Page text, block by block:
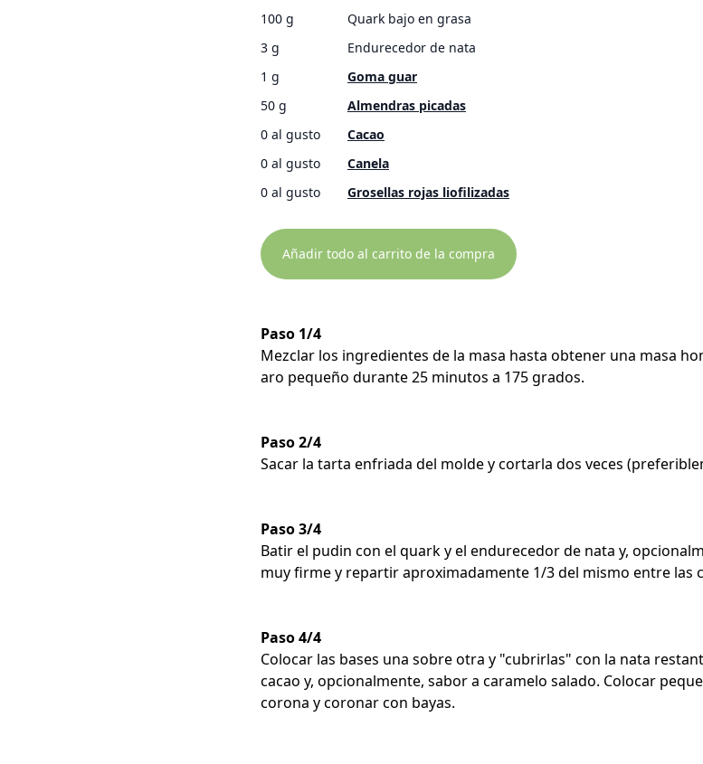
100 g
Quark bajo en grasa
3 g
Endurecedor de nata
1 g
Goma guar
50 g
Almendras picadas
0 al gusto
Cacao
0 al gusto
Canela
0 al gusto
Grosellas rojas liofilizadas
Añadir todo al carrito de la compra
Paso 1/4
Mezclar los ingredientes de la masa hasta obtener una masa
aro pequeño durante 25 minutos a 175 grados.
Paso 2/4
Sacar la tarta enfriada del molde y cortarla dos veces
Paso 3/4
Batir el pudin con el quark y el endurecedor de nata y,
muy firme y repartir aproximadamente 1/3 del mismo entre las
Paso 4/4
Colocar las bases una sobre otra y "cubrirlas" con la nata
cacao y, opcionalmente, sabor a caramelo salado. Colocar
corona y coronar con bayas.